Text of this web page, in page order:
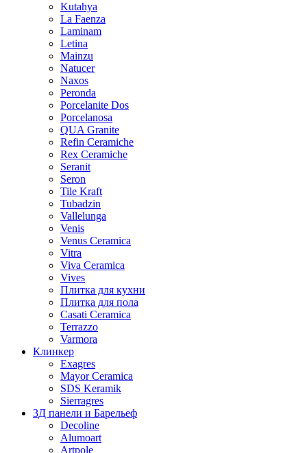
Kutahya
La Faenza
Laminam
Letina
Mainzu
Natucer
Naxos
Peronda
Porcelanite Dos
Porcelanosa
QUA Granite
Refin Ceramiche
Rex Ceramiche
Seranit
Seron
Tile Kraft
Tubadzin
Vallelunga
Venis
Venus Ceramica
Vitra
Viva Ceramica
Vives
Плитка для кухни
Плитка для пола
Casati Ceramica
Terrazzo
Varmora
Клинкер
Exagres
Mayor Ceramica
SDS Keramik
Sierragres
3Д панели и Барельеф
Decoline
Alumoart
Artpole